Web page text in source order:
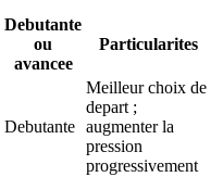
Debutante
ou
avancee
Particularites
Debutante
Meilleur choix de
depart ;
augmenter la
pression
progressivement